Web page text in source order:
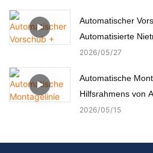
Automatischer
Automatisierte
2026 05 27
Automatische
Hilfsrahmens von
2026 05 15